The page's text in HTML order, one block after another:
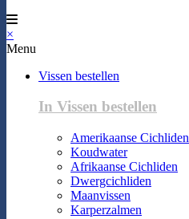
×
Menu
Vissen bestellen
In Vissen bestellen
Amerikaanse Cichliden
Koudwater
Afrikaanse Cichliden
Dwergcichliden
Maanvissen
Karperzalmen